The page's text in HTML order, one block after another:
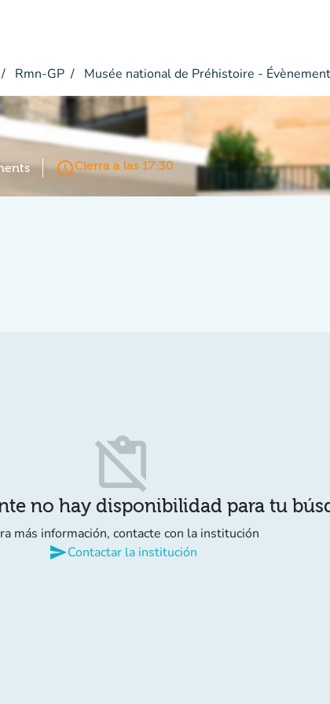
Rmn-GP Musée national de Préhistoire -
access_timeCierra a las 17:30
content_paste_off
no hay disponibilidad para tu
más información, contacte con la institución
sendContactar la institución